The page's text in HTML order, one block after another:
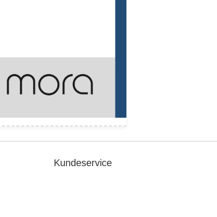
Kundeservice